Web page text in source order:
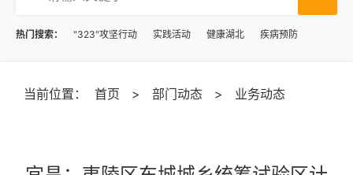
热门搜索： "323"攻坚行动 实践活动 健康湖北 疾病预防
当前位置： 首页 > 部门动态 > 业务动态